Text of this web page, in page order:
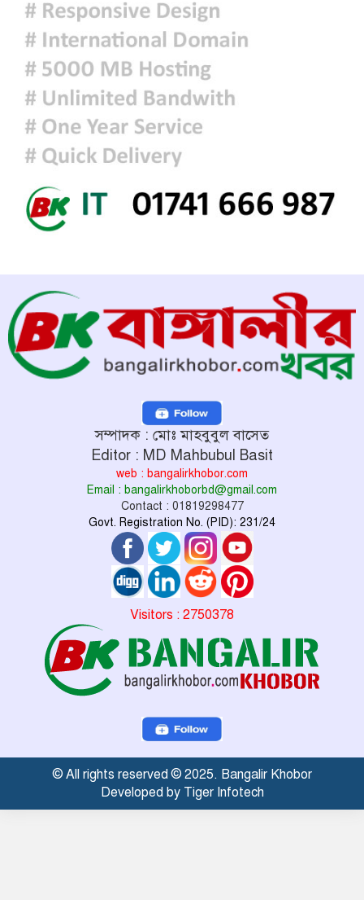
জরুরি জ্বালানি সরবরাহ নিশ্চিতে ৮ কার্গো
এলএনজি ও ৫ হাজার টন এলপিজি
কেনার নীতিগত অনুমোদন
নদী দূষণ রোধে সমন্বিত পদক্ষেপ গ্রহণে
অবহেলার কোনো সুযোগ নেই : প্রধানমন্ত্রী
সম্পাদক : মোঃ মাহবুবুল বাসেত
Editor : MD Mahbubul Basit
web : bangalirkhobor.com
Email : bangalirkhoborbd@gmail.com
Contact : 01819298477
Govt. Registration No. (PID): 231/24
Visitors : 2750378
© All rights reserved © 2025. Bangalir Khobor
Developed by Tiger Infotech